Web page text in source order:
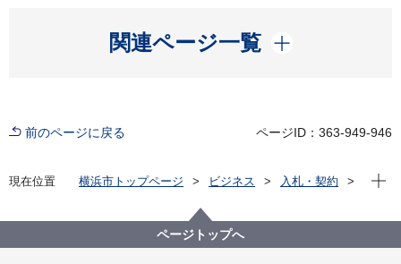
関連ページ一覧
開く
前のページに戻る ページID：363-949-946
現在位置 横浜市トップページ ビジネス
入札・契約
【入札結果公表】医療機器管理システム（端末および
ライセンス追加）の購入
現在
ページトップへ